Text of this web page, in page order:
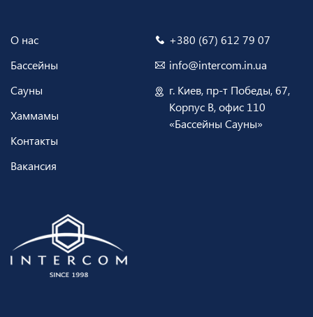
О нас
Бассейны
Сауны
Хаммамы
Контакты
Вакансия
+380 (67) 612 79 07
info@intercom.in.ua
г. Киев, пр-т Победы, 67,
Корпус В, офис 110
«Бассейны Сауны»